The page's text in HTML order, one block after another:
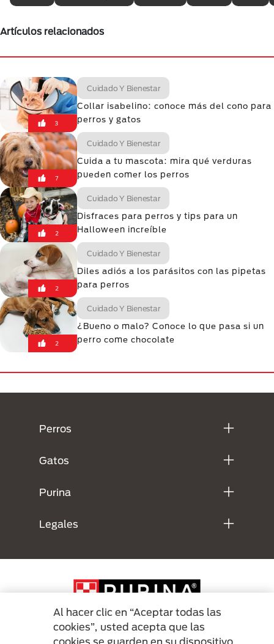
Artículos relacionados
3
Cuidado Y Bienestar
Collar isabelino: conoce más del cono para
perros y gatos
7
Cuidado Y Bienestar
Cuida a tu mascota: mira qué verduras
pueden comer los perros
2
Cuidado Y Bienestar
Disfraces para perros y tips para un
Halloween increíble
2
Cuidado Y Bienestar
Diles adiós a los parásitos con las pipetas
para perros
2
Cuidado Y Bienestar
¿Bueno o malo? Conoce lo que pasa si un
perro come chocolate
Perros
Gatos
Purina
Legales
Al hacer clic en “Aceptar todas las
cookies”, usted acepta que las
cookies se guarden en su dispositivo